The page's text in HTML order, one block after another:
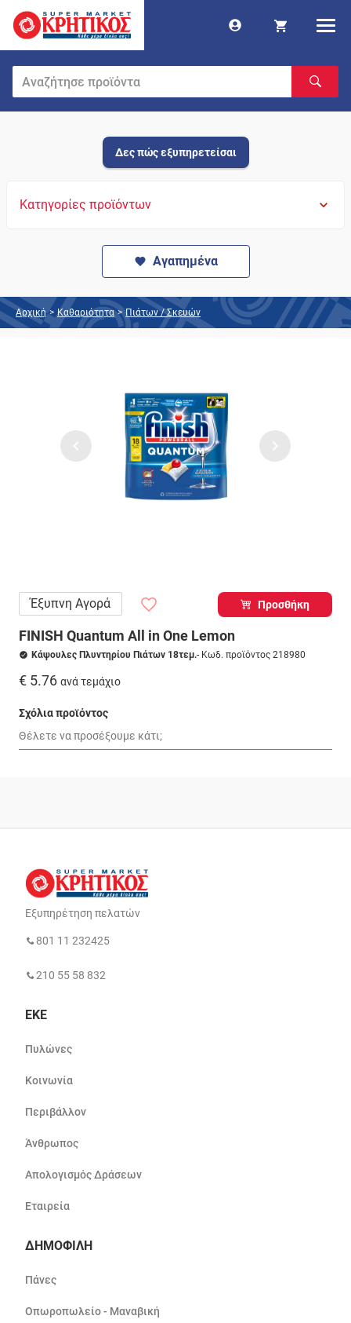
Δες πώς εξυπηρετείσαι
Κατηγορίες προϊόντων
Αγαπημένα
Αρχική > Καθαριότητα > Πιάτων / Σκευών
Έξυπνη Αγορά Προσθήκη
FINISH Quantum All in One Lemon
Κάψουλες Πλυντηρίου Πιάτων 18τεμ.- Κωδ. προϊόντος 218980
€ 5.76 ανά τεμάχιο
Σχόλια προϊόντος
Εξυπηρέτηση πελατών
801 11 232425
210 55 58 832
ΕΚΕ
Πυλώνες
Κοινωνία
Περιβάλλον
Άνθρωπος
Απολογισμός Δράσεων
Εταιρεία
ΔΗΜΟΦΙΛΗ
Πάνες
Οπωροπωλείο - Μαναβική